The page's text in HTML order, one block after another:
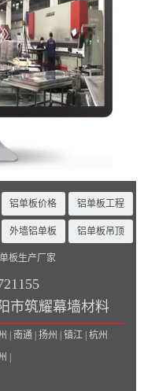
铝单板价格 铝单板工程
外墙铝单板 铝单板吊顶
板生产厂家
市筑耀幕墙材料
| 南通 | 扬州 | 镇江 | 杭州
|